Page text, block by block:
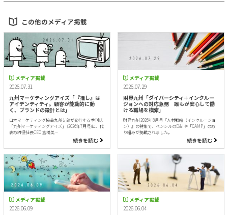
この他のメディア掲載
メディア掲載
2026.07.31
九州マーケティングアイズ「『推し』は
アイデンティティ。顧客が能動的に動
く、ブランドの設計とは」
日本マーケティング協会九州支部が発行する季刊誌
「九州マーケティングアイズ」 (2026年7月号)に、代
表取締役社長CEO 倉橋美…
続きを読む
メディア掲載
2026.07.29
財界九州「ダイバーシティ＋インクルー
ジョンへの対応急務 誰もが安心して働
ける職場を模索」
財界九州 2026年8月号『人材戦略（インクルージョ
ン）』の特集で、ペンシルのD&Iや「CAMP」の取
り組みが掲載されました。
続きを読む
メディア掲載
2026.06.09
メディア掲載
2026.06.04